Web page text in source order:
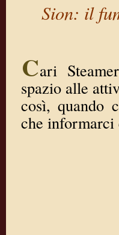
Sion: il
Cari
spazio alle
così, quando
che informarci